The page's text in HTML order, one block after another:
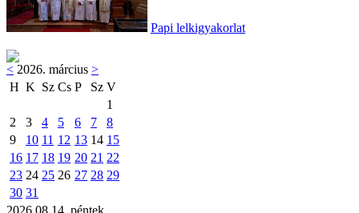
Papi lelkigyakorlat
< 2026. március >
H K Sz Cs P Sz V
1
2
3 4 5 6 7
8
9
10 11 12 13 14 15
16 17 18 19 20 21 22
23 24 25 26 27 28 29
30 31